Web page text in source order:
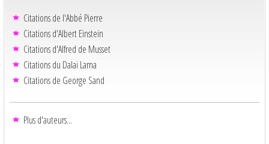
Citations de l'Abbé Pierre
Citations d'Albert Einstein
Citations d'Alfred de Musset
Citations du Dalaï Lama
Citations de George Sand
Plus d'auteurs...